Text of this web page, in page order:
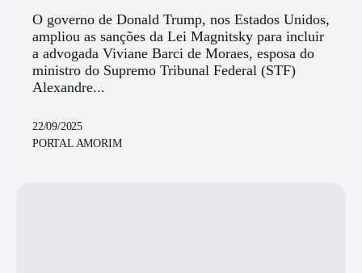
O governo de Donald Trump, nos Estados Unidos,
ampliou as sanções da Lei Magnitsky para incluir
a advogada Viviane Barci de Moraes, esposa do
ministro do Supremo Tribunal Federal (STF)
Alexandre...
22/09/2025
PORTAL AMORIM